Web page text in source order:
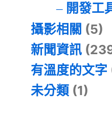
開發工
攝影相關 (5)
新聞資訊
有溫度的文字
未分類 (1)